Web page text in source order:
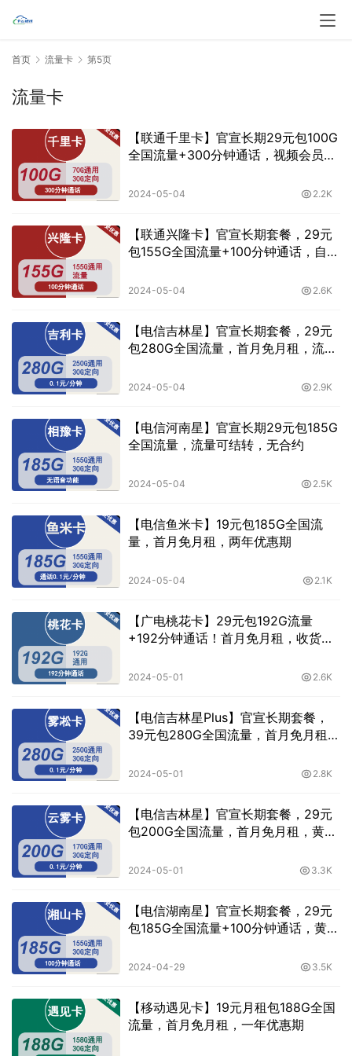
首页 流量卡 第5页
流量卡
【联通千里卡】官宣长期29元包100G
全国流量+300分钟通话，视频会员一
2024-05-04 2.2K
【联通兴隆卡】官宣长期套餐，29元
包155G全国流量+100分钟通话，自助
2024-05-04 2.6K
【电信吉林星】官宣长期套餐，29元
包280G全国流量，首月免月租，流量
2024-05-04 2.9K
【电信河南星】官宣长期29元包185G
全国流量，流量可结转，无合约
2024-05-04 2.5K
【电信鱼米卡】19元包185G全国流
量，首月免月租，两年优惠期
2024-05-04 2.1K
【广电桃花卡】29元包192G流量
+192分钟通话！首月免月租，收货地
2024-05-01 2.6K
【电信吉林星Plus】官宣长期套餐，
39元包280G全国流量，首月免月租，
2024-05-01 2.8K
【电信吉林星】官宣长期套餐，29元
包200G全国流量，首月免月租，黄金
2024-05-01 3.3K
【电信湖南星】官宣长期套餐，29元
包185G全国流量+100分钟通话，黄金
2024-04-29 3.5K
【移动遇见卡】19元月租包188G全国
流量，首月免月租，一年优惠期